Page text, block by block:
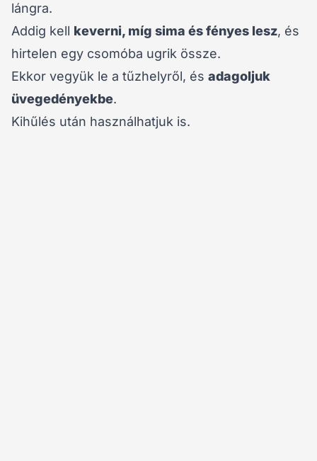
lángra.
Addig kell keverni, míg sima és fényes lesz, és
hirtelen egy csomóba ugrik össze.
Ekkor vegyük le a tűzhelyről, és adagoljuk
üvegedényekbe.
Kihűlés után használhatjuk is.